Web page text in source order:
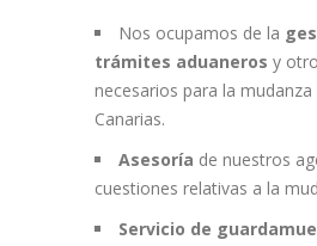
Nos ocupamos de la
trámites aduaneros y
necesarios para la mudanza
Canarias.
Asesoría de nuestros
cuestiones relativas a la
Servicio de